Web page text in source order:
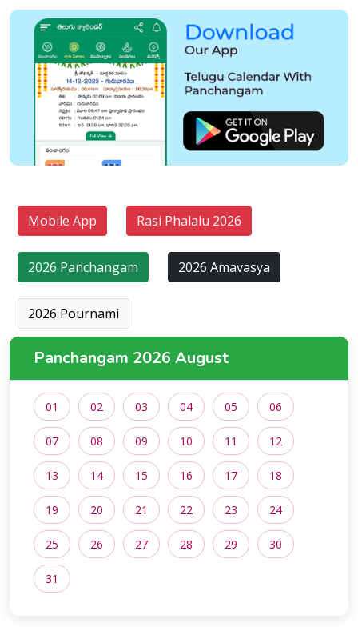
Mobile App Rasi Phalalu 2026
2026 Panchangam 2026 Amavasya
2026 Pournami
Panchangam 2026 August
01 02 03 04 05 06
07 08 09 10 11 12
13 14 15 16 17 18
19 20 21 22 23 24
25 26 27 28 29 30
31